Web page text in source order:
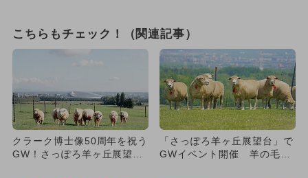
こちらもチェック！（関連記事）
クラーク博士像50周年を祝う
GW！さっぽろ羊ヶ丘展望台
「さっぽろ羊ヶ丘展望台」で
GWイベント開催 羊の毛刈